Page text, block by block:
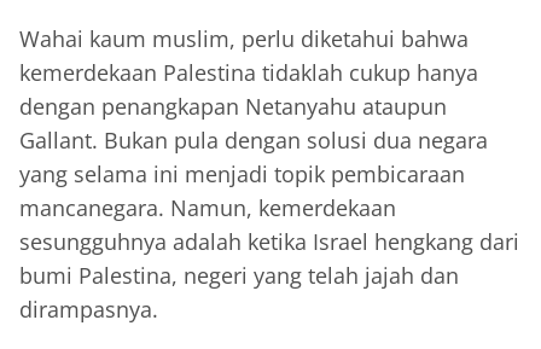
Wahai kaum muslim, perlu diketahui bahwa
kemerdekaan Palestina tidaklah cukup hanya
dengan penangkapan Netanyahu ataupun
Gallant. Bukan pula dengan solusi dua negara
yang selama ini menjadi topik pembicaraan
mancanegara. Namun, kemerdekaan
sesungguhnya adalah ketika Israel hengkang dari
bumi Palestina, negeri yang telah jajah dan
dirampasnya.